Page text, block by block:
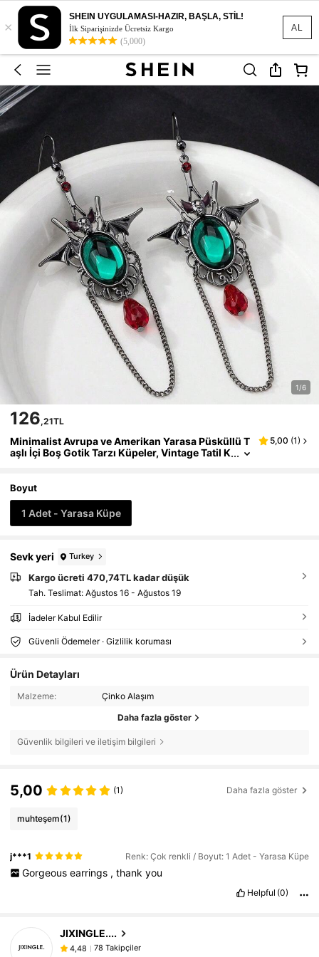
AL
×
SHEIN UYGULAMASI-HAZIR, BAŞLA, STİL!
İlk Siparişinizde Ücretsiz Kargo
(5,000)
1/6
126,21TL
Minimalist Avrupa ve Amerikan Yarasa Püsküllü T
aşlı İçi Boş Gotik Tarzı Küpeler, Vintage Tatil K
5,00 (1)
Boyut
1 Adet - Yarasa Küpe
Sevk yeri Turkey
Kargo ücreti 470,74TL kadar düşük
Tah. Teslimat: Ağustos 16 - Ağustos 19
İadeler Kabul Edilir
Güvenli Ödemeler · Gizlilik koruması
Ürün Detayları
Malzeme: Çinko Alaşım
Daha fazla göster
Güvenlik bilgileri ve iletişim bilgileri
5,00 (1) Daha fazla göster
muhteşem(1)
j***1 Renk: Çok renkli / Boyut: 1 Adet - Yarasa Küpe
Gorgeous earrings , thank you
Helpful (0)
JIXINGLE....
4,48
78 Takipçiler
3***5 1 gün önce'i takip etti